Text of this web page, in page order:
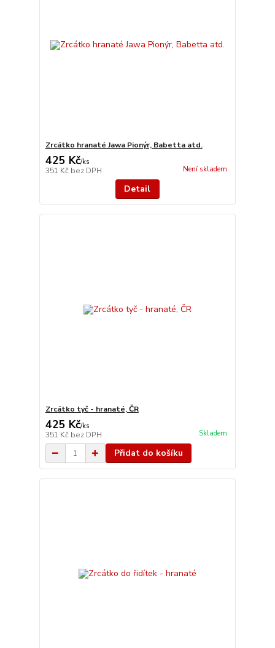
Zrcátko hranaté Jawa Pionýr, Babetta atd.
425 Kč/ks
351 Kč bez DPH Není skladem
Detail
Zrcátko tyč - hranaté, ČR
425 Kč/ks
351 Kč bez DPH Skladem
Přidat do košíku